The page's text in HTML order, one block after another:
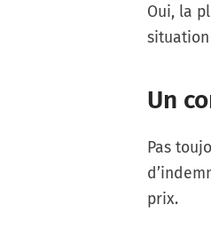
Oui, la
Un
Pas
prix.